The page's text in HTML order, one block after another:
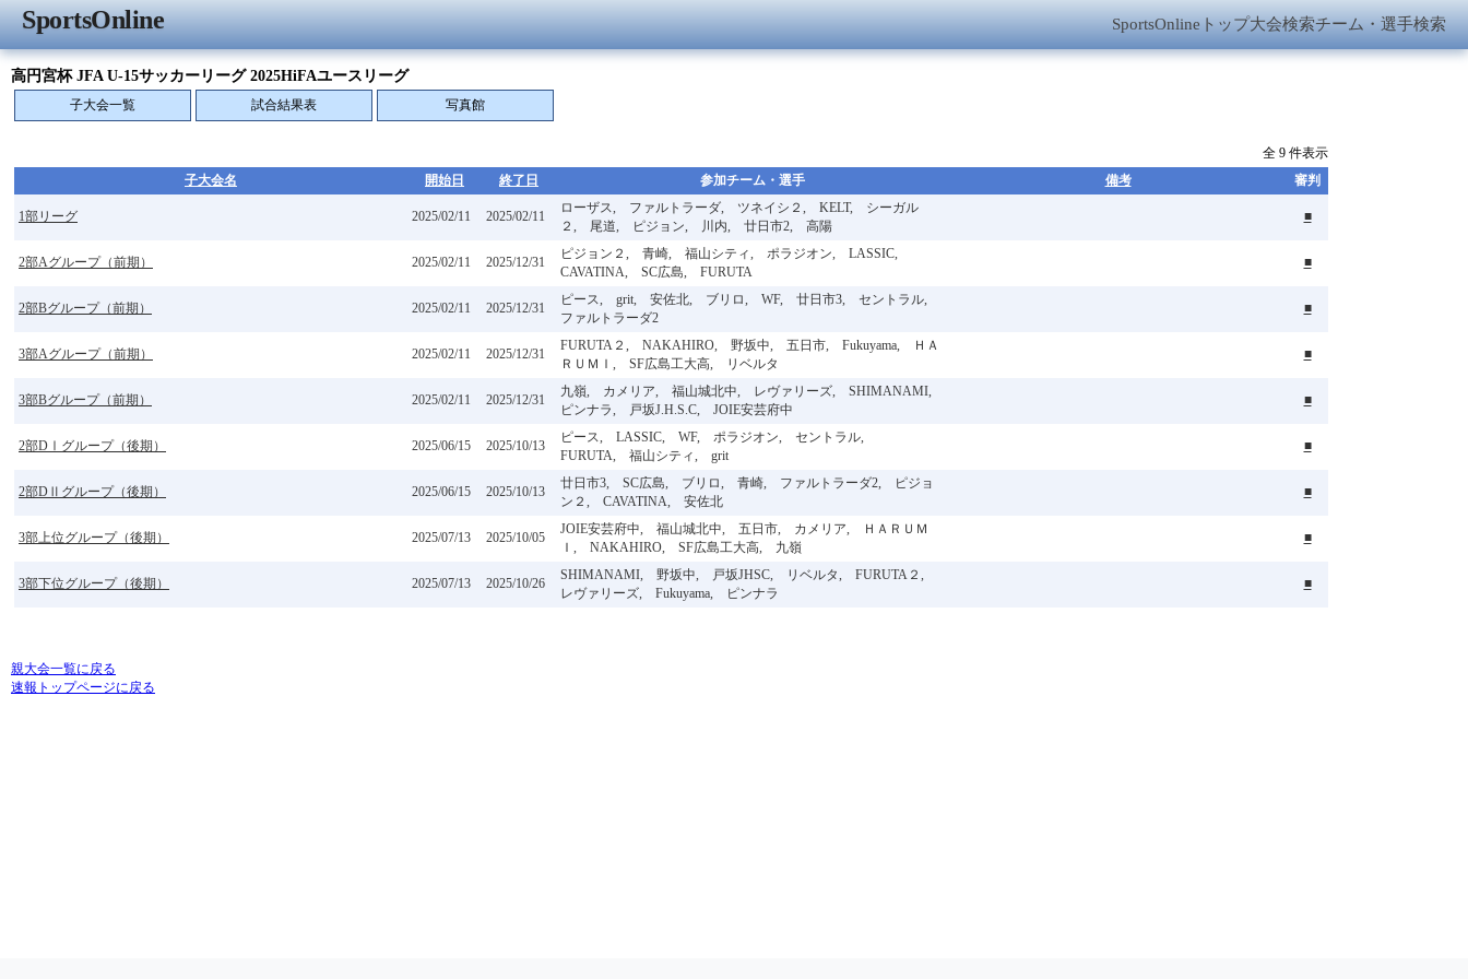
SportsOnline SportsOnlineトップ大会検索チーム・選手検索
高円宮杯 JFA U-15サッカーリーグ 2025HiFAユースリーグ
子大会一覧 試合結果表 写真館
全 9 件表示
子大会名
開始日 終了日 参加チーム・選手 備考 審判
1部リーグ 2025/02/11 2025/02/11
ローザス, ファルトラーダ, ツネイシ２, KELT, シーガル
２, 尾道, ピジョン, 川内, 廿日市2, 高陽
■
2部Aグループ（前期） 2025/02/11 2025/12/31
ピジョン２, 青崎, 福山シティ, ポラジオン, LASSIC,
CAVATINA, SC広島, FURUTA
■
2部Bグループ（前期） 2025/02/11 2025/12/31
ピース, grit, 安佐北, ブリロ, WF, 廿日市3, セントラル,
ファルトラーダ2
■
3部Aグループ（前期） 2025/02/11 2025/12/31
FURUTA２, NAKAHIRO, 野坂中, 五日市, Fukuyama, ＨＡ
ＲＵＭＩ, SF広島工大高, リベルタ
■
3部Bグループ（前期） 2025/02/11 2025/12/31
九嶺, カメリア, 福山城北中, レヴァリーズ, SHIMANAMI,
ピンナラ, 戸坂J.H.S.C, JOIE安芸府中
■
2部DⅠグループ（後期） 2025/06/15 2025/10/13
ピース, LASSIC, WF, ポラジオン, セントラル,
FURUTA, 福山シティ, grit
■
2部DⅡグループ（後期） 2025/06/15 2025/10/13
廿日市3, SC広島, ブリロ, 青崎, ファルトラーダ2, ピジョ
ン２, CAVATINA, 安佐北
■
3部上位グループ（後期） 2025/07/13 2025/10/05
JOIE安芸府中, 福山城北中, 五日市, カメリア, ＨＡＲＵＭ
Ｉ, NAKAHIRO, SF広島工大高, 九嶺
■
3部下位グループ（後期） 2025/07/13 2025/10/26
SHIMANAMI, 野坂中, 戸坂JHSC, リベルタ, FURUTA２,
レヴァリーズ, Fukuyama, ピンナラ
■
親大会一覧に戻る
速報トップページに戻る